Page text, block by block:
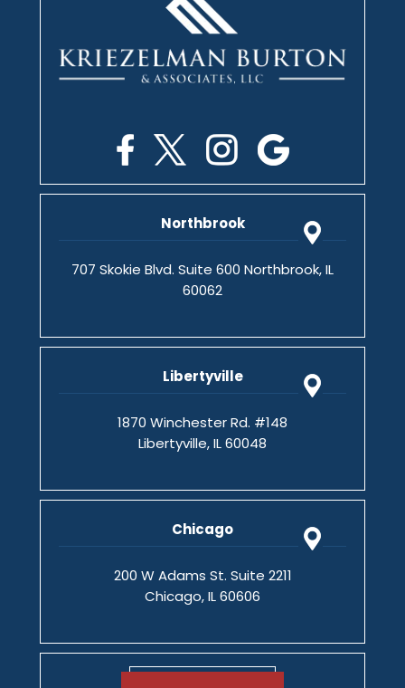
Northbrook
707 Skokie Blvd. Suite 600 Northbrook, IL
60062
Libertyville
1870 Winchester Rd. #148
Libertyville, IL 60048
Chicago
200 W Adams St. Suite 2211
Chicago, IL 60606